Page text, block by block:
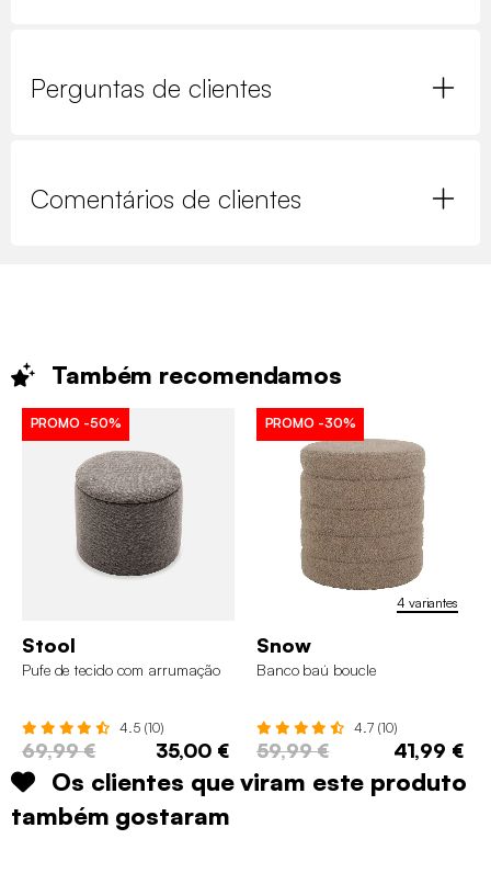
Perguntas de clientes
Comentários de clientes
Também recomendamos
PROMO -50%
Stool
Pufe de tecido com arrumação
4.5 (10)
69,99 € 35,00 €
4 variantes
PROMO -30%
Snow
Banco baú boucle
4.7 (10)
59,99 € 41,99 €
Os clientes que viram este produto
também gostaram